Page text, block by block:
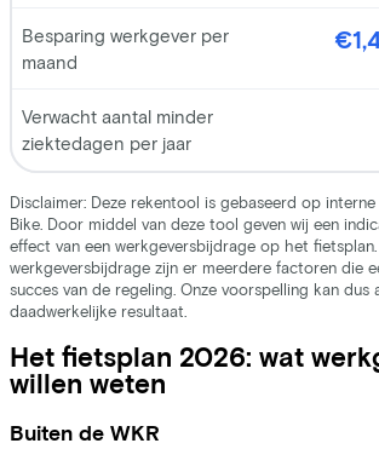
Het fietsplan 2026: wat
willen weten
Buiten de WKR